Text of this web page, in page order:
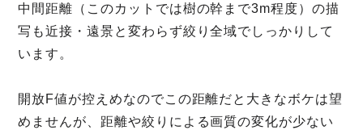
中間距離（このカットでは樹の幹まで3m程度）の描
写も近接・遠景と変わらず絞り全域でしっかりして
います。
開放F値が控えめなのでこの距離だと大きなボケは望
めませんが、距離や絞りによる画質の変化が少ない